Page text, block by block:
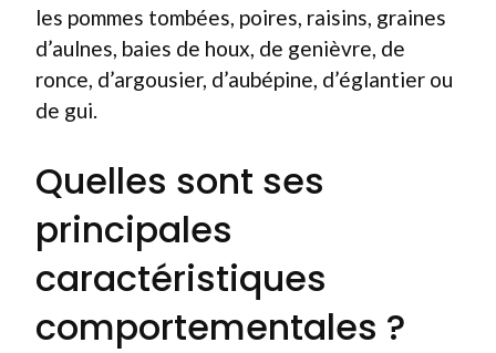
les pommes tombées, poires, raisins, graines
d’aulnes, baies de houx, de genièvre, de
ronce, d’argousier, d’aubépine, d’églantier ou
de gui.
Quelles sont ses
principales
caractéristiques
comportementales ?